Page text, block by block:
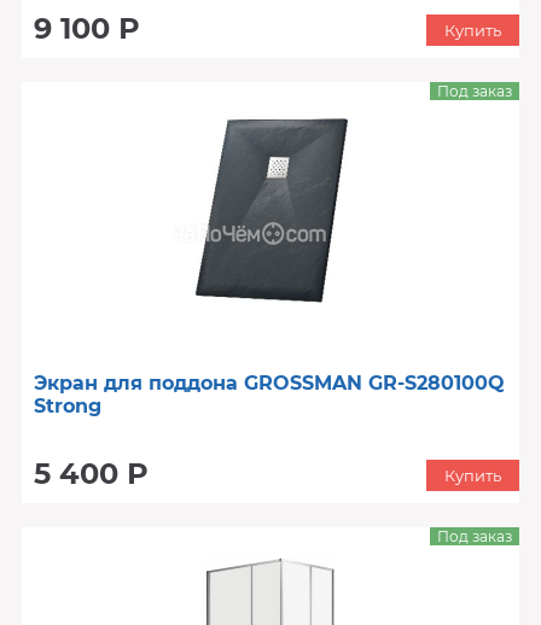
9 100 Р Купить
Экран для поддона GROSSMAN GR-S280100Q
Strong
5 400 Р
Под заказ
Купить
Под заказ